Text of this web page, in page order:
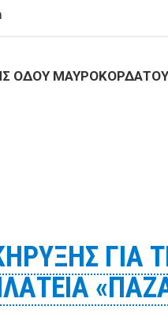
ΟΔΟΥ
ΕΠΙ ΤΗΣ ΟΔΟΥ
ΓΙΑ